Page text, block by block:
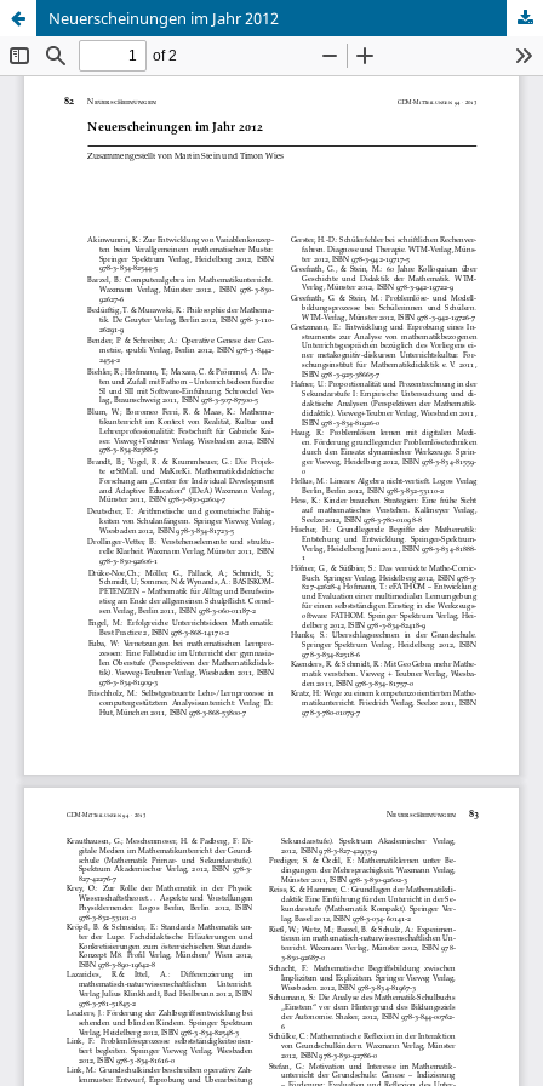
Neuerscheinungen im Jahr 2012